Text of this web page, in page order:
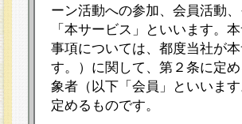
ーン活動への参加、会員活動
「本サービス」といいます。
事項については、都度当社が
す。）に関して、第２条に定
象者（以下「会員」といいま
定めるものです。